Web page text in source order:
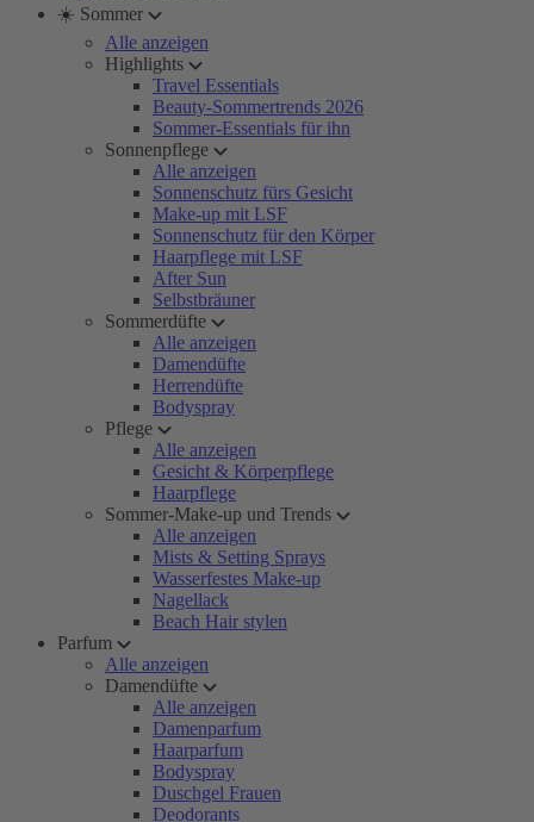
☀️ Sommer
Alle anzeigen
Highlights
Travel Essentials
Beauty-Sommertrends 2026
Sommer-Essentials für ihn
Sonnenpflege
Alle anzeigen
Sonnenschutz fürs Gesicht
Make-up mit LSF
Sonnenschutz für den Körper
Haarpflege mit LSF
After Sun
Selbstbräuner
Sommerdüfte
Alle anzeigen
Damendüfte
Herrendüfte
Bodyspray
Pflege
Alle anzeigen
Gesicht & Körperpflege
Haarpflege
Sommer-Make-up und Trends
Alle anzeigen
Mists & Setting Sprays
Wasserfestes Make-up
Nagellack
Beach Hair stylen
Parfum
Alle anzeigen
Damendüfte
Alle anzeigen
Damenparfum
Haarparfum
Bodyspray
Duschgel Frauen
Deodorants